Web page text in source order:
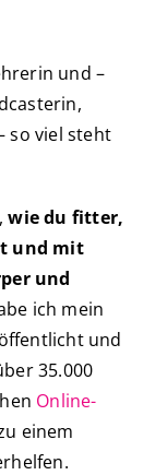
und –
so viel steht
wie du fitter,
und mit
und
ich mein
und
35.000
Online-
einem